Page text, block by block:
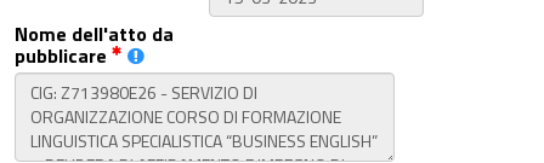
Nome dell'atto da
pubblicare